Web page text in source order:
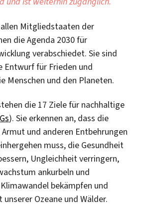
Mitgliedstaaten der
die Agenda 2030 für
verabschiedet. Sie sind
Entwurf für Frieden und
Menschen und den Planeten.
die 17 Ziele für nachhaltige
). Sie erkennen an, dass die
und anderen Entbehrungen
muss, die Gesundheit
Ungleichheit verringern,
ankurbeln und
bekämpfen und
Ozeane und Wälder.